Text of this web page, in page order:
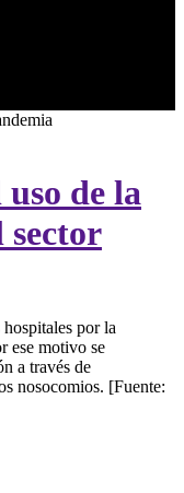
de la
sector
por la
ese motivo se
a través de
nosocomios. [Fuente: